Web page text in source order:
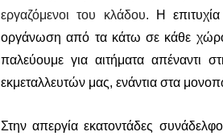
εργαζόμενοι του κλάδου.
Η
οργάνωση από τα κάτω σε κάθε χώρο
παλεύουμε για αιτήματα απέναντι
εκμεταλλευτών μας, ενάντια στα
Στην απεργία εκατοντάδες